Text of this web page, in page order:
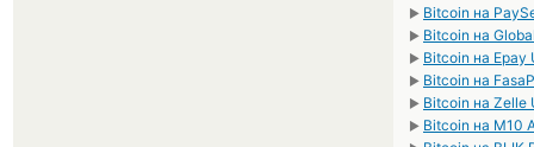
► Bitcoin на
► Bitcoin на
► Bitcoin на Epay
► Bitcoin на
► Bitcoin на Zelle
► Bitcoin на M10